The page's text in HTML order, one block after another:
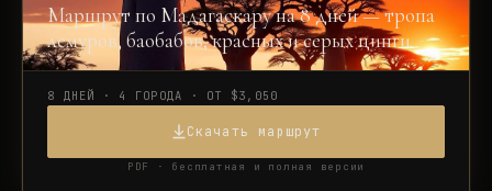
Маршрут по Мадагаскару на 8 дней — тропа
лемуров, баобабов, красных и серых цинги
8 ДНЕЙ · 4 ГОРОДА · ОТ $3,050
Скачать маршрут
PDF · бесплатная и полная версии